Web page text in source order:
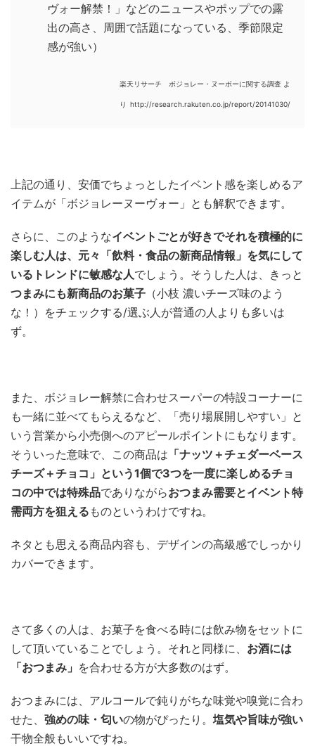
ヴォー解禁！」などのニュースやポップでの露
出の高さ、周囲で話題になっている、季節限定
感が強い）
楽天リサーチ ボジョレー・ヌーボーに関する調査 よ
り http://research.rakuten.co.jp/report/20141030/
上記の通り、安価でちょっとしたイベント感を楽しめるア
イテムが「ボジョレーヌーヴォー」とも解釈できます。
さらに、このようなイベントごとが好きでそれを積極的に
楽しむ人は、元々「飲料・食品の新商品情報」を気にして
いるトレンドに敏感な人でしょう。そうした人は、きっと
つまみにも新商品のお菓子 （小枝 濃いチーズ味のよう
な！）をチェックする/選ぶ人が普通の人よりも多いは
ず。
また、ボジョレー解禁に合わせスーパーの特設コーナーに
も一緒に並べてもらえるなど、「売り場展開しやすい」と
いう営業から小売側へのアピールポイントにもなります。
そういった意味で、この商品は 「ナッツ＋チェダーベース
チーズ＋チョコ」という1個で3つを一度に楽しめるチョ
コの中では特殊品でありながらおつまみ需要とイベント特
需両方を狙える ものというわけですね。
ネタとも思える商品内容も、デザインの高級感でしっかり
カバーできます。
さて多くの人は、お菓子を食べる時には飲み物をセットに
して頂いていることでしょう。それと同様に、 お酒には
「おつまみ」 を合わせる方が大多数のはず。
おつまみには、アルコールで鈍りがちな味覚や嗅覚に合わ
せた、 強めの味・匂いの物がぴったり。 塩気や旨味が強い
干物全般もいいですね。